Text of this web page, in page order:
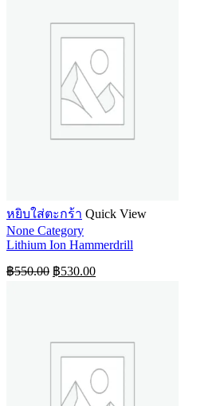
หยิบใส่ตะกร้า Quick View
None Category
Lithium Ion Hammerdrill
฿550.00 Original
฿530.00Current